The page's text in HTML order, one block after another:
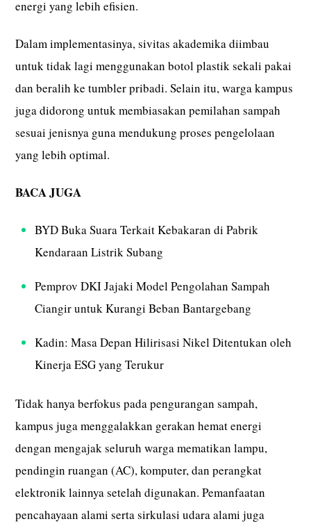
energi yang lebih efisien.
Dalam implementasinya, sivitas akademika diimbau
untuk tidak lagi menggunakan botol plastik sekali pakai
dan beralih ke tumbler pribadi. Selain itu, warga kampus
juga didorong untuk membiasakan pemilahan sampah
sesuai jenisnya guna mendukung proses pengelolaan
yang lebih optimal.
BACA JUGA
BYD Buka Suara Terkait Kebakaran di Pabrik
Kendaraan Listrik Subang
Pemprov DKI Jajaki Model Pengolahan Sampah
Ciangir untuk Kurangi Beban Bantargebang
Kadin: Masa Depan Hilirisasi Nikel Ditentukan oleh
Kinerja ESG yang Terukur
Tidak hanya berfokus pada pengurangan sampah,
kampus juga menggalakkan gerakan hemat energi
dengan mengajak seluruh warga mematikan lampu,
pendingin ruangan (AC), komputer, dan perangkat
elektronik lainnya setelah digunakan. Pemanfaatan
pencahayaan alami serta sirkulasi udara alami juga